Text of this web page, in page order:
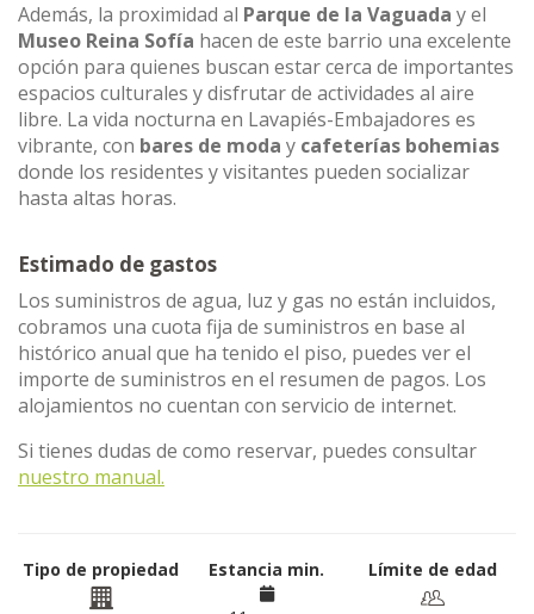
Además, la proximidad al Parque de la Vaguada y el
Museo Reina Sofía hacen de este barrio una excelente
opción para quienes buscan estar cerca de importantes
espacios culturales y disfrutar de actividades al aire
libre. La vida nocturna en Lavapiés-Embajadores es
vibrante, con bares de moda y cafeterías bohemias
donde los residentes y visitantes pueden socializar
hasta altas horas.
Estimado de gastos
Los suministros de agua, luz y gas no están incluidos,
cobramos una cuota fija de suministros en base al
histórico anual que ha tenido el piso, puedes ver el
importe de suministros en el resumen de pagos. Los
alojamientos no cuentan con servicio de internet.
Si tienes dudas de como reservar, puedes consultar
nuestro manual.
Tipo de propiedad Estancia min. Límite de edad